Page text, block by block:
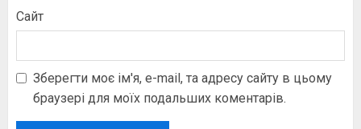
Сайт
Зберегти моє ім'я, e-mail, та адресу сайту в цьому
браузері для моїх подальших коментарів.